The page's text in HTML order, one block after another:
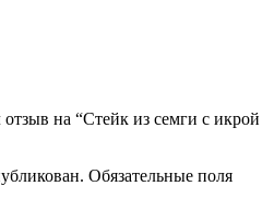
на “Стейк из семги с икрой
Обязательные поля